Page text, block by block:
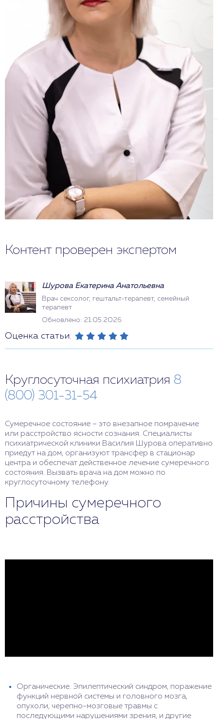
Контент проверен экспертом
Шурова Екатерина Анатольевна
Врач сексолог, гештальт-терапевт, семейный
терапевт
Обновлено: 21.05.2026
Оценка статьи:
Круглосуточная психиатрия 8
(800) 301-31-54
Сумеречное состояние – это внезапное помрачение
или расстройство ясности сознания. Специалисты
психиатрической клиники Василия Шурова оперативно
приедут на дом, организуют трансфер в стационар
центра и обеспечат действенное лечение сумеречного
состояния. Вызвать врача на дом можно по
круглосуточному телефону.
Причины сумеречного
расстройства
Органические. Эпилептический синдром, поражение
функций нервной системы и головного мозга,
опухоли, черепно-мозговые травмы с
последующими нарушениями зрения, и другие